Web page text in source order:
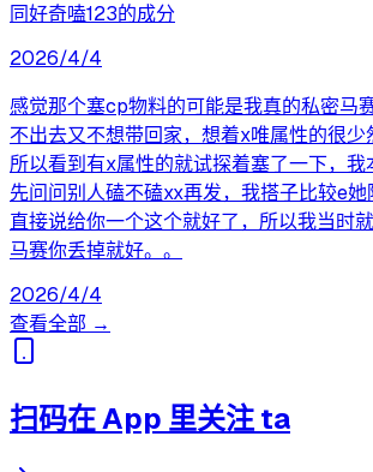
同好奇嗑123的成分
2026/4/4
感觉那个塞cp物料的可能是我真的私密马
不出去又不想带回家，想着x唯属性的很
所以看到有x属性的就试探着塞了一下，
先问问别人磕不磕xx再发，我搭子比较e
直接说给你一个这个就好了，所以我当时
马赛你丢掉就好。。
2026/4/4
查看全部 →
扫码在 App 里关注 ta